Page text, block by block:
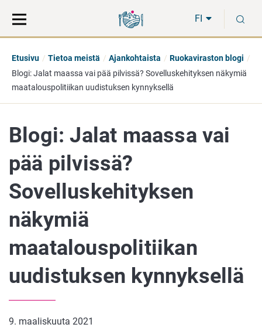
suoraan
sisältöön
koko
sivuston
FI
Etusivu Tietoa meistä Ajankohtaista
Ruokaviraston blogi
Blogi: Jalat maassa vai pää pilvissä? Sovelluskehityksen näkymiä
maatalouspolitiikan uudistuksen kynnyksellä
Blogi: Jalat maassa vai
pää pilvissä?
Sovelluskehityksen
näkymiä
maatalouspolitiikan
uudistuksen kynnyksellä
9. maaliskuuta 2021